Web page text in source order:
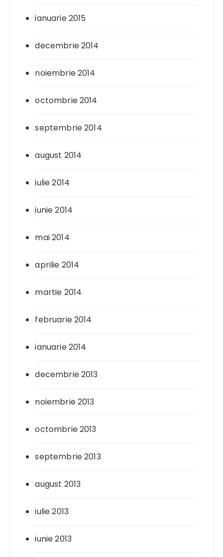
ianuarie 2015
decembrie 2014
noiembrie 2014
octombrie 2014
septembrie 2014
august 2014
iulie 2014
iunie 2014
mai 2014
aprilie 2014
martie 2014
februarie 2014
ianuarie 2014
decembrie 2013
noiembrie 2013
octombrie 2013
septembrie 2013
august 2013
iulie 2013
iunie 2013